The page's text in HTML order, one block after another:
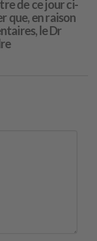
de ce jour ci-
que, en raison
le Dr